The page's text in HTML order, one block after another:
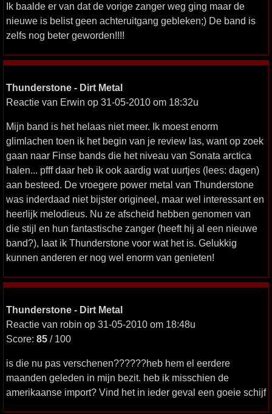
Ik baalde er van dat de vorige zanger weg ging maar de
nieuwe is belist geen achteruitgang gebleken;) De band is
zelfs nog beter geworden!!!!
Thunderstone - Dirt Metal
Reactie van Erwin op 31-05-2010 om 18:32u
Mijn band is het helaas niet meer. Ik moest enorm
glimlachen toen ik het begin van je review las, want op zoek
gaan naar Finse bands die het niveau van Sonata arctica
halen... pfff daar heb ik ook aardig wat uurtjes (lees: dagen)
aan besteed. De vroegere power metal van Thunderstone
was inderdaad niet bijster origineel, maar wel interessant en
heerlijk melodieus. Nu ze afscheid hebben genomen van
die stijl en hun fantastische zanger (heeft hij al een nieuwe
band?), laat ik Thunderstone voor wat het is. Gelukkig
kunnen anderen er nog wel enorm van genieten!
Thunderstone - Dirt Metal
Reactie van robin op 31-05-2010 om 18:48u
Score: 85 / 100
is die nu pas verschenen??????heb hem el eerdere
maanden geleden in mijn bezit. heb ik misschien de
amerikaanse import? Vind het in ieder geval een goeie schijf